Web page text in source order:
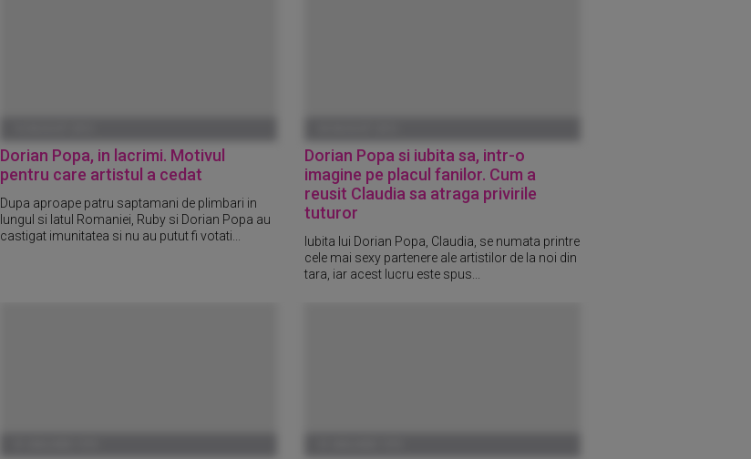
Dorian Popa, in lacrimi. Motivul
pentru care artistul a cedat
Dupa aproape patru saptamani de plimbari in
lungul si latul Romaniei, Ruby si Dorian Popa au
castigat imunitatea si nu au putut fi votati...
Dorian Popa si iubita sa, intr-o
imagine pe placul fanilor. Cum a
reusit Claudia sa atraga privirile
tuturor
Iubita lui Dorian Popa, Claudia, se numata printre
cele mai sexy partenere ale artistilor de la noi din
tara, iar acest lucru este spus...